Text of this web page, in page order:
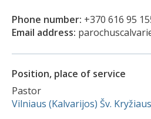
Phone number: +370 616 95
Email address:
Position, place of service
Pastor
Vilniaus (Kalvarijos) Šv.